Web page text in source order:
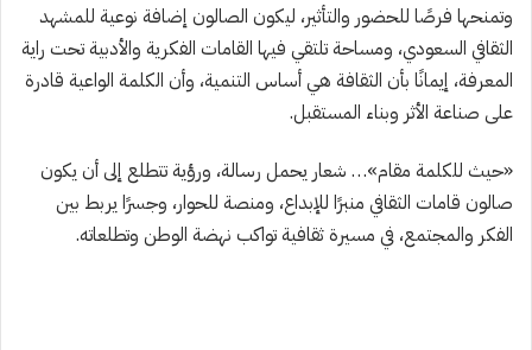
وتمنحها فرصًا للحضور والتأثير، ليكون الصالون إضافة نوعية للمشهد
الثقافي السعودي، ومساحة تلتقي فيها القامات الفكرية والأدبية تحت راية
المعرفة، إيمانًا بأن الثقافة هي أساس التنمية، وأن الكلمة الواعية قادرة
على صناعة الأثر وبناء المستقبل.
«حيث للكلمة مقام»… شعار يحمل رسالة، ورؤية تتطلع إلى أن يكون
صالون قامات الثقافي منبرًا للإبداع، ومنصة للحوار، وجسرًا يربط بين
الفكر والمجتمع، في مسيرة ثقافية تواكب نهضة الوطن وتطلعاته.